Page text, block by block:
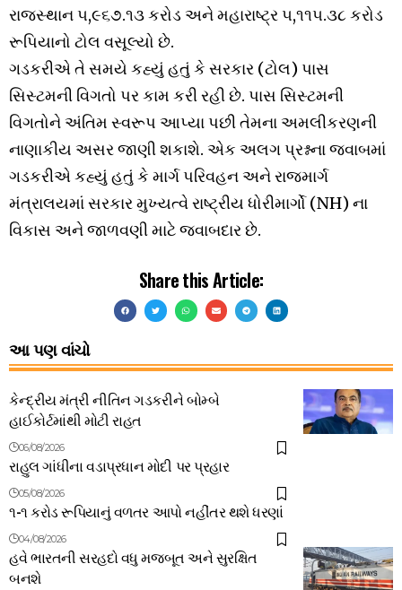
રાજસ્થાન ૫,૯૬૭.૧૩ કરોડ અને મહારાષ્ટ્ર ૫,૧૧૫.૩૮ કરોડ
રૂપિયાનો ટોલ વસૂલ્યો છે.
ગડકરીએ તે સમયે કહ્યું હતું કે સરકાર (ટોલ) પાસ
સિસ્ટમની વિગતો પર કામ કરી રહી છે. પાસ સિસ્ટમની
વિગતોને અંતિમ સ્વરૂપ આપ્યા પછી તેમના અમલીકરણની
નાણાકીય અસર જાણી શકાશે. એક અલગ પ્રશ્નના જવાબમાં
ગડકરીએ કહ્યું હતું કે માર્ગ પરિવહન અને રાજમાર્ગ
મંત્રાલયમાં સરકાર મુખ્યત્વે રાષ્ટ્રીય ધોરીમાર્ગો (NH) ના
વિકાસ અને જાળવણી માટે જવાબદાર છે.
Share this Article:
આ પણ વાંચો
કેન્દ્રીય મંત્રી નીતિન ગડકરીને બોમ્બે
હાઈકોર્ટમાંથી મોટી રાહત
06/08/2026
રાહુલ ગાંધીના વડાપ્રધાન મોદી પર પ્રહાર
05/08/2026
૧-૧ કરોડ રૂપિયાનું વળતર આપો નહીંતર થશે ધરણાં
04/08/2026
હવે ભારતની સરહદો વધુ મજબૂત અને સુરક્ષિત
બનશે